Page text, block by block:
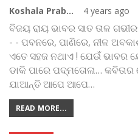
Koshala Prabaha 4 years ago
ବିଜୟ ରାୟଭାବର ସାତ ତାଳ
- - ପବନରେ, ପାଣିରେ, ନୀଳ
ଏତେ ସହଜ ନଥାଏ ! ଯେଉଁ ଭାବର
ଡାକି ପାରେ ପଦ୍ମତୋଳା…
ଯାଆନ୍ତି ଆପେ ଆପେ…
READ MORE...